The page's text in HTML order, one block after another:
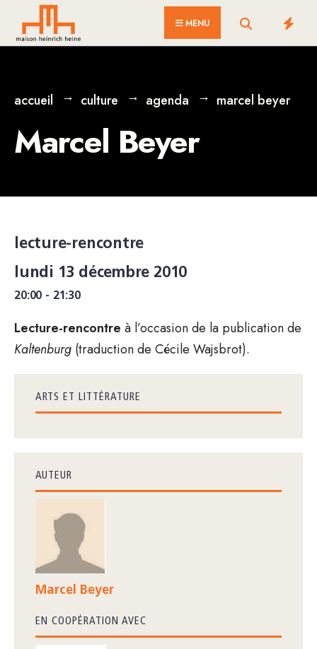
MENU
accueil culture agenda marcel beyer
Marcel Beyer
lecture-rencontre
lundi 13 décembre 2010
20:00 - 21:30
Lecture-rencontre à l’occasion de la publication de
Kaltenburg (traduction de Cécile Wajsbrot).
ARTS ET LITTÉRATURE
AUTEUR
Marcel Beyer
EN COOPÉRATION AVEC